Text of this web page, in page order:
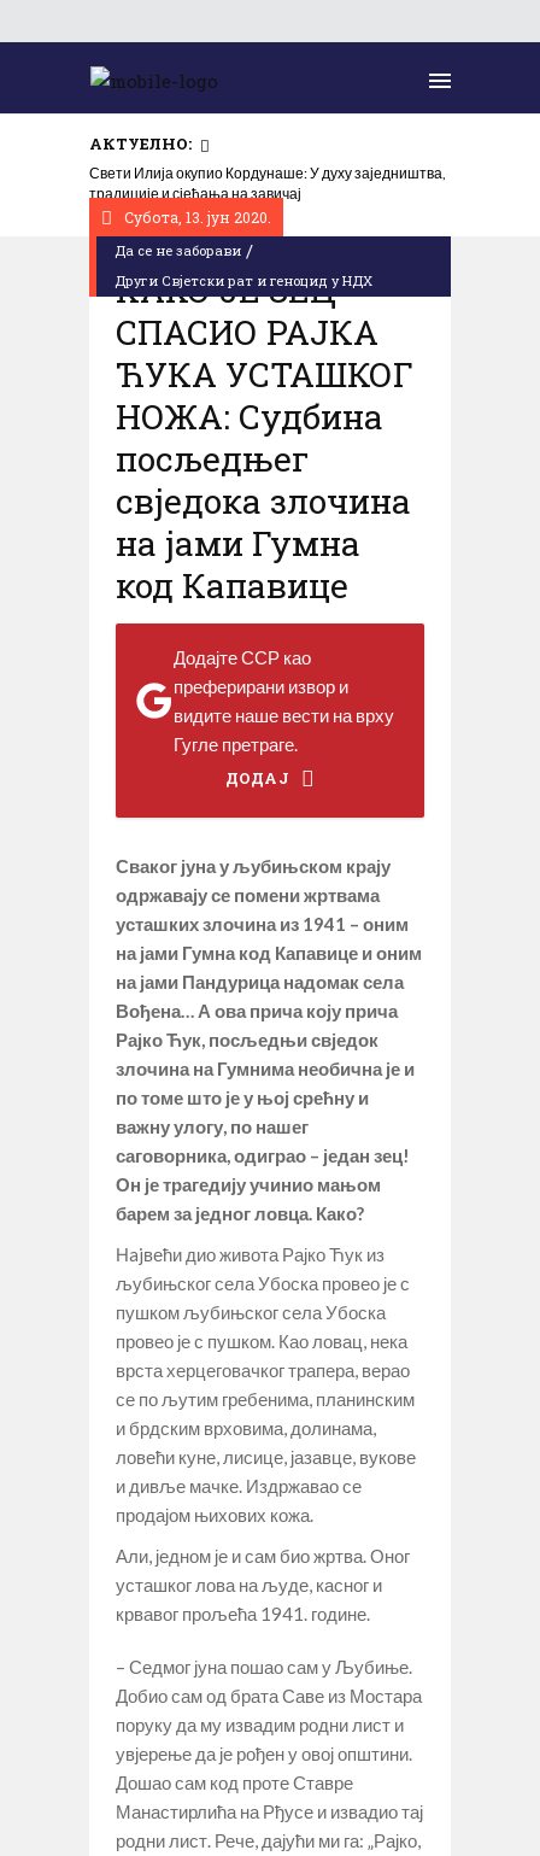
АКТУЕЛНО:
Свети Илија окупио Кордунаше: У духу заједништва,
традиције и сјећања на завичај
Да се не заборави /
Други Свјетски рат и геноцид у НДХ
Субота, 13. јун 2020.
КАКО ЈЕ ЗЕЦ
СПАСИО РАЈКА
ЋУКА УСТАШКОГ
НОЖА: Судбина
посљедњег
свједока злочина
на јами Гумна
код Капавице
Додајте ССР као
преферирани извор и
видите наше вести на врху
Гугле претраге.
ДОДАЈ
Сваког јуна у љубињском крају
одржавају се помени жртвама
усташких злочина из 1941 – оним
на јами Гумна код Капавице и оним
на јами Пандурица надомак села
Вођена… А ова прича коју прича
Рајко Ћук, посљедњи свједок
злочина на Гумнима необична је и
по томе што је у њој срећну и
важну улогу, по нашег
саговорника, одиграо – један зец!
Он је трагедију учинио мањом
барем за једног ловца. Како?
Нajвећи дио живота Рајко Ћук из
љубињског села Убоска провео је с
пушком љубињског села Убоска
провео је с пушком. Као ловац, нека
врста херцеговачког трапера, верао
се по љутим гребенима, планинским
и брдским врховима, долинама,
ловећи куне, лисице, јазавце, вукове
и дивље мачке. Издржавао се
продајом њихових кожа.
Али, једном је и сам био жртва. Оног
усташког лова на људе, касног и
крвавог прољећа 1941. године.
– Седмог јуна пошао сам у Љубиње.
Добио сам од брата Саве из Мостара
поруку да му извадим родни лист и
увјерење да је рођен у овој општини.
Дошао сам код проте Ставре
Манастирлића на Рђусе и извадио тај
родни лист. Рече, дајући ми га: „Рајко,